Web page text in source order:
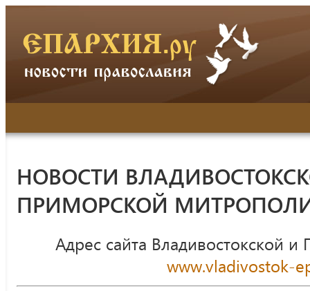
НОВОСТИ
ПРИМОРСКОЙ
Адрес сайта Владивостокской
www.vladivostok-